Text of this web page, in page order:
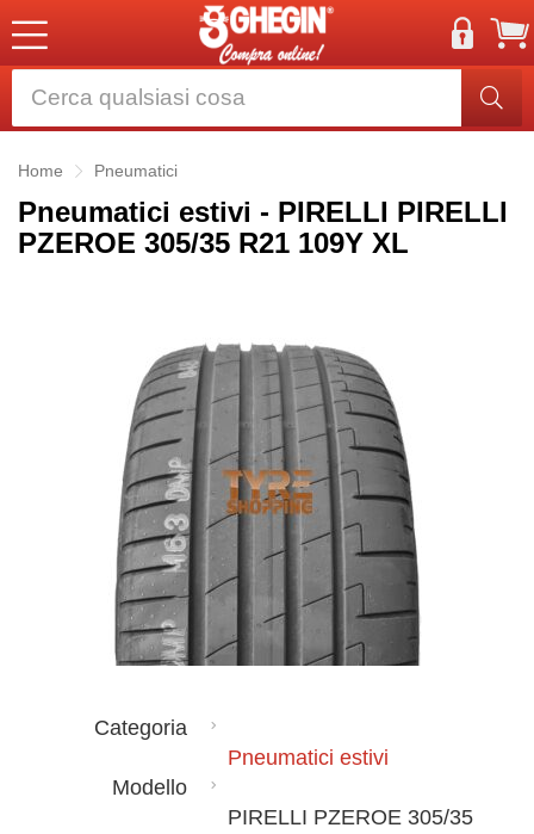
Home Pneumatici
Pneumatici estivi - PIRELLI PIRELLI
PZEROE 305/35 R21 109Y XL
Categoria
Pneumatici estivi
Modello
PIRELLI PZEROE 305/35